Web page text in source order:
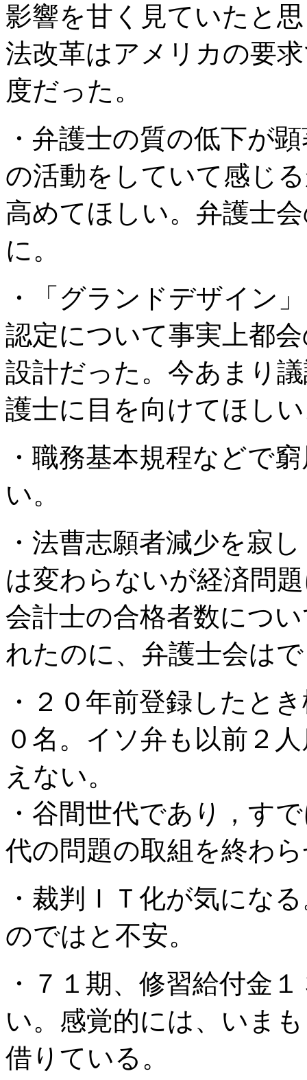
影響を甘く見ていたと
法改革はアメリカの要
度だった。
・弁護士の質の低下が
の活動をしていて感じ
高めてほしい。弁護士
に。
・「グランドデザイン
認定について事実上都
設計だった。今あまり
護士に目を向けてほし
・職務基本規程などで
い。
・法曹志願者減少を寂
は変わらないが経済問
会計士の合格者数につ
れたのに、弁護士会は
・２０年前登録したと
０名。イソ弁も以前２
えない。
・谷間世代であり，す
代の問題の取組を終わ
・裁判ＩＴ化が気にな
のではと不安。
・７１期、修習給付金
い。感覚的には、いま
借りている。